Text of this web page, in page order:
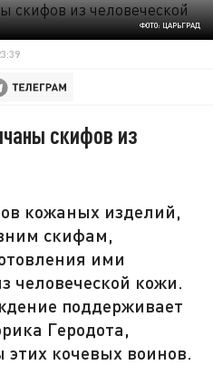
ФОТО: ЦАРЬГРАД
скифов из
кожаных изделий,
скифам,
ими
человеческой кожи.
поддерживает
Геродота,
кочевых воинов.